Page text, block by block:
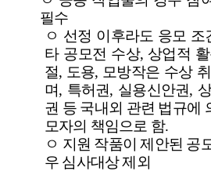
필수
ㅇ 선정 이후라도 응모
타 공모전 수상, 상업적
절, 도용, 모방작은 수상
며, 특허권, 실용신안권,
권 등 국내외 관련 법규에
모자의 책임으로 함.
ㅇ 지원 작품이 제안된 공
우 심사대상 제외